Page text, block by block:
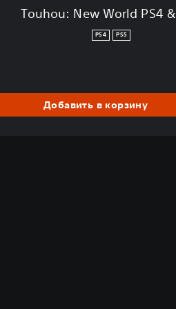
Touhou: New World PS4 &
PS4 PS5
Добавить в корзину